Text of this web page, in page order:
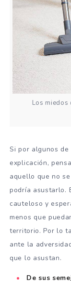
Los
Si por algunos de
explicación,
aquello que no
podría asustarlo.
cauteloso y
menos que
territorio. Por lo
ante la
que lo asustan.
De sus